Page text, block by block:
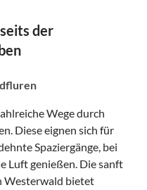
der
Wege durch
Diese eignen sich für
Spaziergänge, bei
Luft genießen. Die sanft
Westerwald bietet